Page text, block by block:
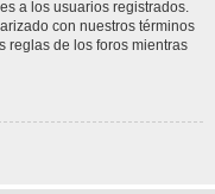
a los usuarios registrados.
con nuestros términos
reglas de los foros mientras